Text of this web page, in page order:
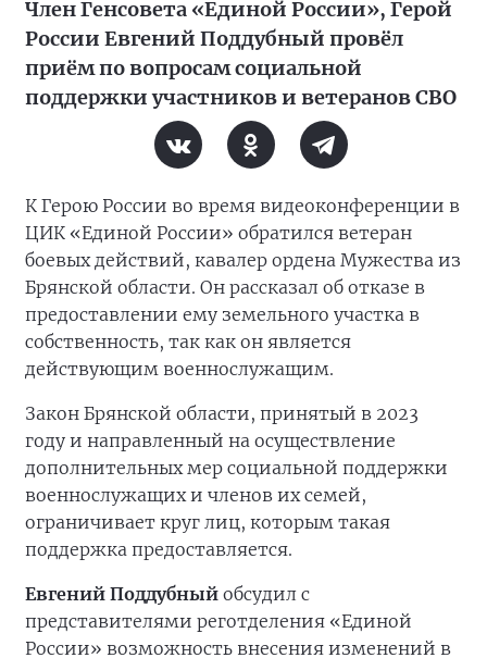
Член Генсовета «Единой России», Герой
России Евгений Поддубный провёл
приём по вопросам социальной
поддержки участников и ветеранов СВО
К Герою России во время видеоконференции в
ЦИК «Единой России» обратился ветеран
боевых действий, кавалер ордена Мужества из
Брянской области. Он рассказал об отказе в
предоставлении ему земельного участка в
собственность, так как он является
действующим военнослужащим.
Закон Брянской области, принятый в 2023
году и направленный на осуществление
дополнительных мер социальной поддержки
военнослужащих и членов их семей,
ограничивает круг лиц, которым такая
поддержка предоставляется.
Евгений Поддубный обсудил с
представителями реготделения «Единой
России» возможность внесения изменений в